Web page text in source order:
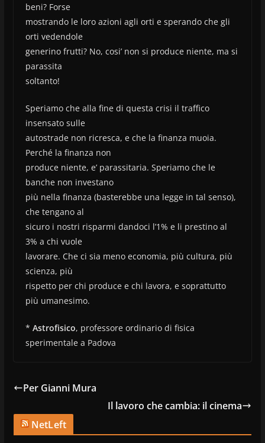
beni? Forse
mostrando le loro azioni agli orti e sperando che gli
orti vedendole
generino frutti? No, cosi’ non si produce niente, ma si
parassita
soltanto!
Speriamo che alla fine di questa crisi il traffico
insensato sulle
autostrade non ricresca, e che la finanza muoia.
Perché la finanza non
produce niente, e’ parassitaria. Speriamo che le
banche non investano
più nella finanza (basterebbe una legge in tal senso),
che tengano al
sicuro i nostri risparmi dandoci l’1% e li prestino al
3% a chi vuole
lavorare. Che ci sia meno economia, più cultura, più
scienza, più
rispetto per chi produce e chi lavora, e soprattutto
più umanesimo.
* Astrofisico, professore ordinario di fisica
sperimentale a Padova
Per Gianni Mura
Il lavoro che cambia: il cinema
NetLeft